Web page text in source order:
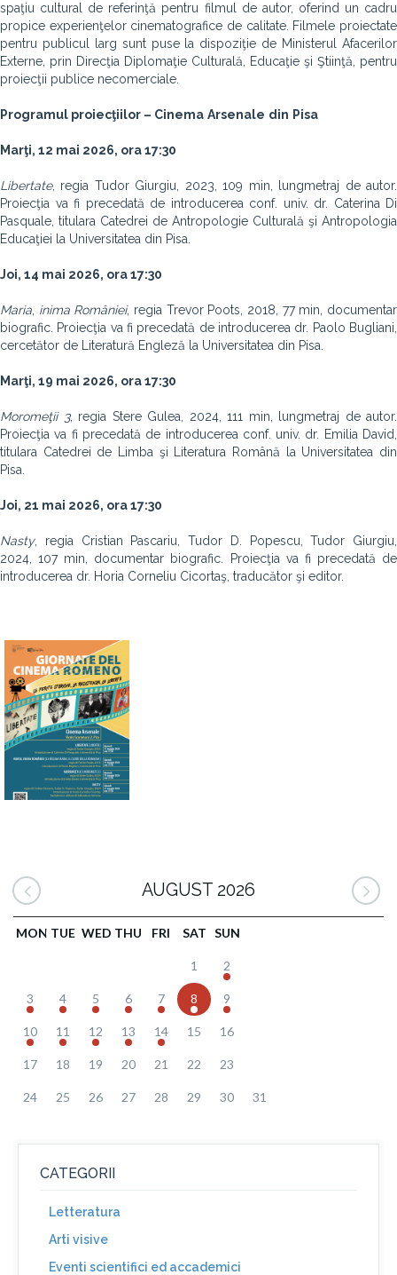
spaţiu cultural de referinţă pentru filmul de autor, oferind un cadru
propice experienţelor cinematografice de calitate. Filmele proiectate
pentru publicul larg sunt puse la dispoziţie de Ministerul Afacerilor
Externe, prin Direcţia Diplomaţie Culturală, Educaţie şi Ştiinţă, pentru
proiecţii publice necomerciale.
Programul proiecţiilor – Cinema Arsenale din Pisa
Marţi, 12 mai 2026, ora 17:30
Libertate, regia Tudor Giurgiu, 2023, 109 min, lungmetraj de autor.
Proiecţia va fi precedată de introducerea conf. univ. dr. Caterina Di
Pasquale, titulara Catedrei de Antropologie Culturală şi Antropologia
Educaţiei la Universitatea din Pisa.
Joi, 14 mai 2026, ora 17:30
Maria inima României, regia Trevor Poots, 2018, 77 min, documentar
biografic. Proiecţia va fi precedată de introducerea dr. Paolo Bugliani,
cercetător de Literatură Engleză la Universitatea din Pisa.
Marţi, 19 mai 2026, ora 17:30
Moromeţii 3, regia Stere Gulea, 2024, 111 min, lungmetraj de autor.
Proiecţia va fi precedată de introducerea conf. univ. dr. Emilia David,
titulara Catedrei de Limba şi Literatura Română la Universitatea din
Pisa.
Joi, 21 mai 2026, ora 17:30
Nasty, regia Cristian Pascariu, Tudor D. Popescu, Tudor Giurgiu,
2024, 107 min, documentar biografic. Proiecţia va fi precedată de
introducerea dr. Horia Corneliu Cicortaş, traducător şi editor.
AUGUST 2026
MON TUE WED THU FRI SAT SUN
1 2
3 4 5 6 7 8 9
10 11 12 13 14 15 16
17 18 19 20 21 22 23
24 25 26 27 28 29 30 31
CATEGORII
Letteratura
Arti visive
Eventi scientifici ed accademici